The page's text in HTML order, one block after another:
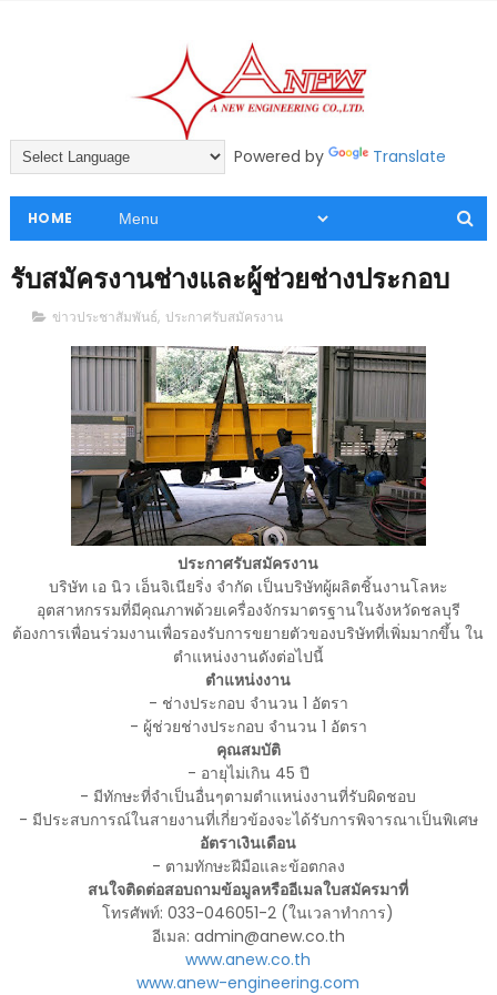
Powered by Translate
HOME
รับสมัครงานช่างและผู้ช่วยช่างประกอบ
ข่าวประชาสัมพันธ์, ประกาศรับสมัครงาน
ประกาศรับสมัครงาน
บริษัท เอ นิว เอ็นจิเนียริ่ง จำกัด เป็นบริษัทผู้ผลิตชิ้นงานโลหะ
อุตสาหกรรมที่มีคุณภาพด้วยเครื่องจักรมาตรฐานในจังหวัดชลบุรี
ต้องการเพื่อนร่วมงานเพื่อรองรับการขยายตัวของบริษัทที่เพิ่มมากขึ้น ใน
ตำแหน่งงานดังต่อไปนี้
ตำแหน่งงาน
- ช่างประกอบ จำนวน 1 อัตรา
- ผู้ช่วยช่างประกอบ จำนวน 1 อัตรา
คุณสมบัติ
- อายุไม่เกิน 45 ปี
- มีทักษะที่จำเป็นอื่นๆตามตำแหน่งงานที่รับผิดชอบ
- มีประสบการณ์ในสายงานที่เกี่ยวข้องจะได้รับการพิจารณาเป็นพิเศษ
อัตราเงินเดือน
- ตามทักษะฝีมือและข้อตกลง
สนใจติดต่อสอบถามข้อมูลหรืออีเมลใบสมัครมาที่
โทรศัพท์: 033-046051-2 (ในเวลาทำการ)
อีเมล: admin@anew.co.th
www.anew.co.th
www.anew-engineering.com